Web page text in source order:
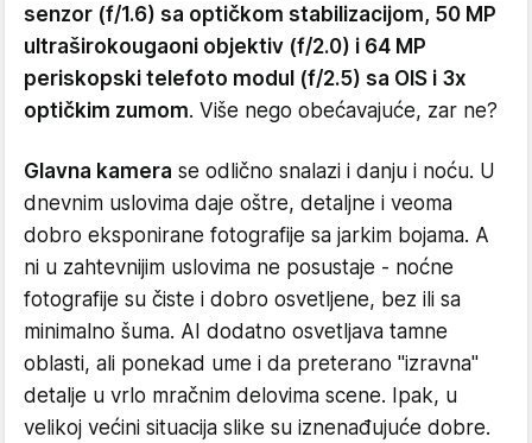
senzor (f/1.6) sa optičkom stabilizacijom, 50 MP
ultraširokougaoni objektiv (f/2.0) i 64 MP
periskopski telefoto modul (f/2.5) sa OIS i 3x
optičkim zumom. Više nego obećavajuće, zar ne?
Glavna kamera se odlično snalazi i danju i noću. U
dnevnim uslovima daje oštre, detaljne i veoma
dobro eksponirane fotografije sa jarkim bojama. A
ni u zahtevnijim uslovima ne posustaje - noćne
fotografije su čiste i dobro osvetljene, bez ili sa
minimalno šuma. AI dodatno osvetljava tamne
oblasti, ali ponekad ume i da preterano "izravna"
detalje u vrlo mračnim delovima scene. Ipak, u
velikoj većini situacija slike su iznenađujuće dobre.